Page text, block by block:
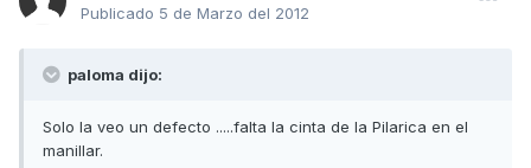
Publicado 5 de Marzo del 2012
paloma dijo:
Solo la veo un defecto .....falta la cinta de la Pilarica en el
manillar.